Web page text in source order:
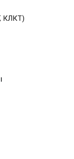
КЛКТ)